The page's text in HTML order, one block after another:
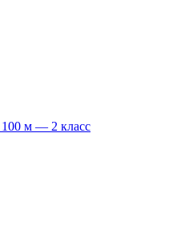
м — 2 класс